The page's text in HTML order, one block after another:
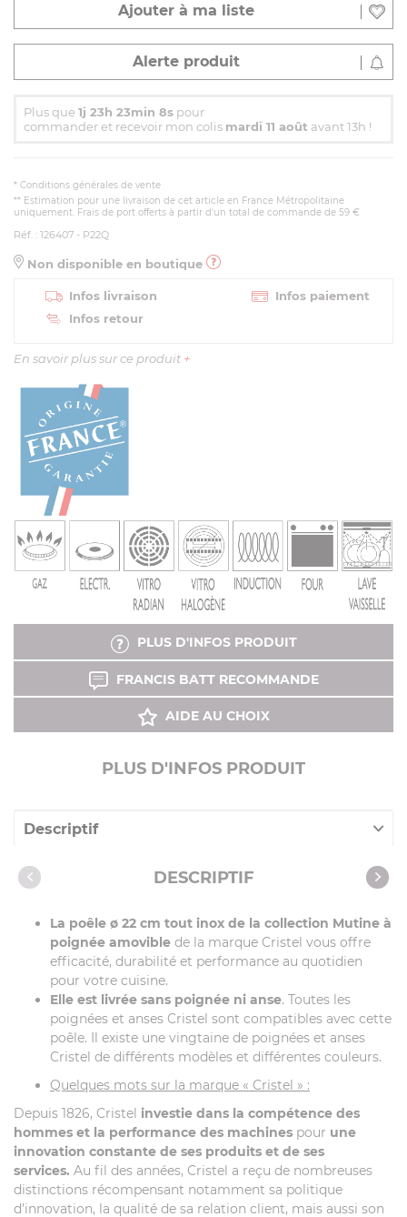
Ajouter à ma liste
Alerte produit
Plus que 1j 23h 23min 8s pour
commander et recevoir mon colis mardi 11 août avant 13h !
* Conditions générales de vente
** Estimation pour une livraison de cet article en France Métropolitaine
uniquement. Frais de port offerts à partir d'un total de commande de 59 €
Réf. : 126407 - P22Q
Non disponible en boutique
Infos livraison
Infos paiement
Infos retour
En savoir plus sur ce produit +
PLUS D'INFOS PRODUIT
FRANCIS BATT RECOMMANDE
AIDE AU CHOIX
PLUS D'INFOS PRODUIT
Descriptif
Caractéristiques
DESCRIPTIF
La poêle ø 22 cm tout inox de la collection Mutine à
poignée amovible de la marque Cristel vous offre
efficacité, durabilité et performance au quotidien
pour votre cuisine.
Elle est livrée sans poignée ni anse. Toutes les
poignées et anses Cristel sont compatibles avec cette
poêle. Il existe une vingtaine de poignées et anses
Cristel de différents modèles et différentes couleurs.
Quelques mots sur la marque « Cristel » :
Depuis 1826, Cristel investie dans la compétence des
hommes et la performance des machines pour une
innovation constante de ses produits et de ses
services. Au fil des années, Cristel a reçu de nombreuses
distinctions récompensant notamment sa politique
d’innovation, la qualité de sa relation client, mais aussi son